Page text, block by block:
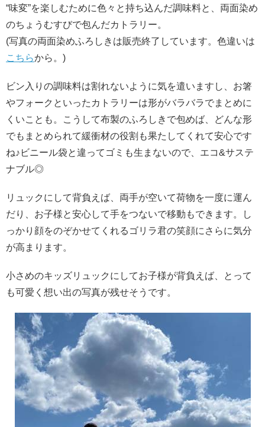
“味変”を楽しむために色々と持ち込んだ調味料と、両面染め
のちょうむすびで包んだカトラリー。
(写真の両面染めふろしきは販売終了しています。色違いは
こちらから。)
ビン入りの調味料は割れないように気を遣いますし、お箸
やフォークといったカトラリーは形がバラバラでまとめに
くいことも。こうして布製のふろしきで包めば、どんな形
でもまとめられて緩衝材の役割も果たしてくれて安心です
ね♪ビニール袋と違ってゴミも生まないので、エコ&サステ
ナブル◎
リュックにして背負えば、両手が空いて荷物を一度に運ん
だり、お子様と安心して手をつないで移動もできます。し
っかり顔をのぞかせてくれるゴリラ君の笑顔にさらに気分
が高まります。
小さめのキッズリュックにしてお子様が背負えば、とって
も可愛く想い出の写真が残せそうです。